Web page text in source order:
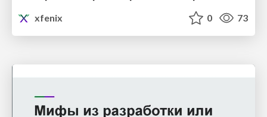
xfenix
0 73